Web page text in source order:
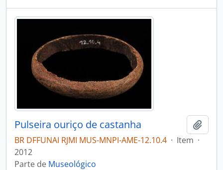
Pulseira ouriço de castanha
BR DFFUNAI RJMI MUS-MNPI-AME-12.10.4 · Item ·
2012
Parte de Museológico